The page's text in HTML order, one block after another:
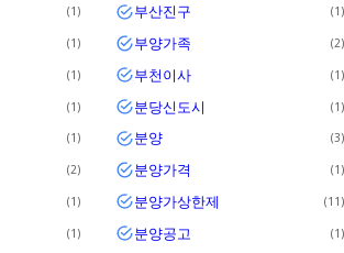
1 부산진구 1
1 부양가족 2
1 부천이사 1
1 분당신도시 1
1 분양 3
2 분양가격 1
1 분양가상한제 11
1 분양공고 1